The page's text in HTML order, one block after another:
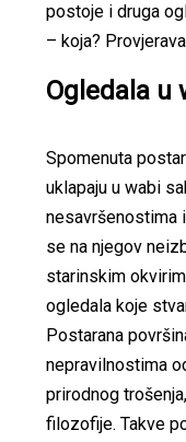
postoje i druga
– koja?
Ogledala u
Spomenuta
uklapaju u wabi
nesavršenostima
se na njegov
starinskim
ogledala koje
Postarana
nepravilnostima
prirodnog
filozofije. Takve